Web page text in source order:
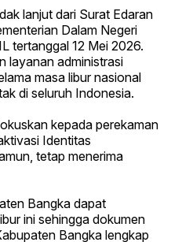
lanjut dari Surat Edaran
Dalam Negeri
tertanggal 12 Mei 2026.
layanan administrasi
masa libur nasional
di seluruh Indonesia.
kepada perekaman
Identitas
tetap menerima
Bangka dapat
ini sehingga dokumen
Bangka lengkap